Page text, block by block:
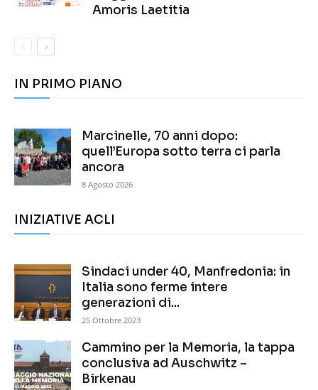
Amoris Laetitia
IN PRIMO PIANO
Marcinelle, 70 anni dopo:
quell’Europa sotto terra ci parla
ancora
8 Agosto 2026
INIZIATIVE ACLI
Sindaci under 40, Manfredonia: in
Italia sono ferme intere
generazioni di...
25 Ottobre 2023
Cammino per la Memoria, la tappa
conclusiva ad Auschwitz –
Birkenau